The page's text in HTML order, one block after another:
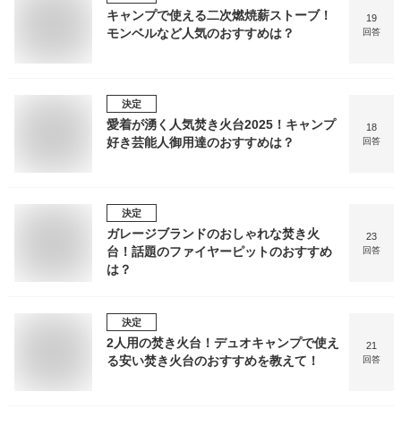
キャンプで使える二次燃焼薪ストーブ！
モンベルなど人気のおすすめは？
19
回答
決定
愛着が湧く人気焚き火台2025！キャンプ
好き芸能人御用達のおすすめは？
18
回答
決定
ガレージブランドのおしゃれな焚き火
台！話題のファイヤーピットのおすすめ
は？
23
回答
決定
2人用の焚き火台！デュオキャンプで使え
る安い焚き火台のおすすめを教えて！
21
回答